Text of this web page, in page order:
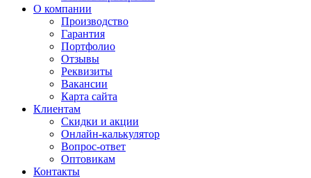
О компании
Производство
Гарантия
Портфолио
Отзывы
Реквизиты
Вакансии
Карта сайта
Клиентам
Скидки и акции
Онлайн-калькулятор
Вопрос-ответ
Оптовикам
Контакты